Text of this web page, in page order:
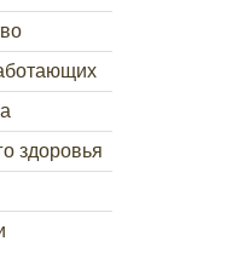
здоровья